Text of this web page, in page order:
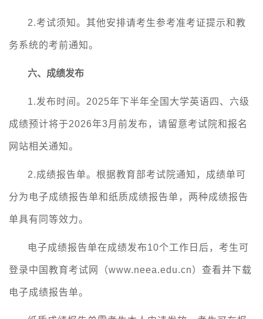
2.考试须知。其他安排请考生参考准考证提示和教
务系统的考前通知。
六、成绩发布
1.发布时间。2025年下半年全国大学英语四、六级
成绩预计将于2026年3月前发布，请留意考试院和报名
网站相关通知。
2.成绩报告单。根据教育部考试院通知，成绩单可
分为电子成绩报告单和纸质成绩报告单，两种成绩报告
单具有同等效力。
电子成绩报告单在成绩发布10个工作日后，考生可
登录中国教育考试网（www.neea.edu.cn）查看并下载
电子成绩报告单。